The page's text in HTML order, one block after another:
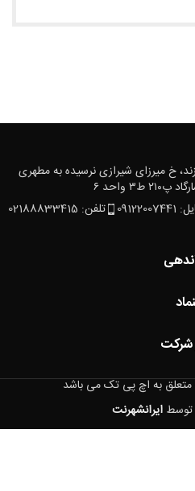
خ میرزای شیرازی نرسیده به مطهری
ط۳ واحد ۶
تلفن: 02188833415
شرکت
به اچ پی تک می باشد
توسطایرانشهرنت